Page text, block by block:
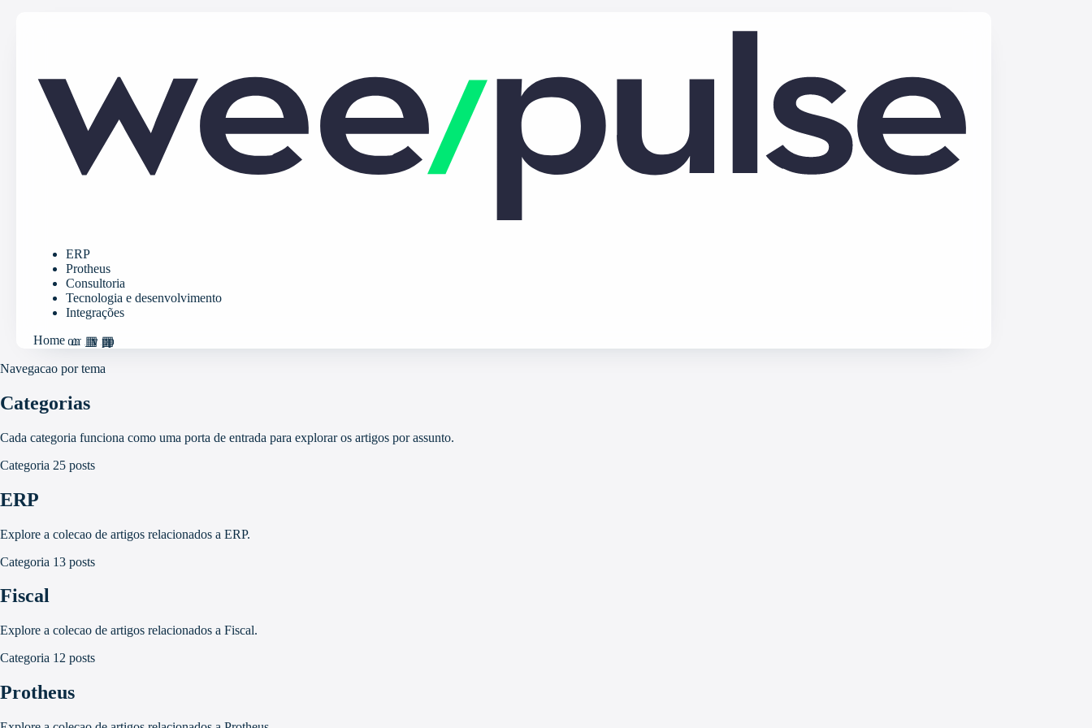
ERP
Protheus
Consultoria
Tecnologia e desenvolvimento
Integrações
Homehome
grid_view
apps
Navegacao por tema
Categorias
Cada categoria funciona como uma porta de entrada para explorar os artigos por assunto.
Categoria 25 posts
ERP
Explore a colecao de artigos relacionados a ERP.
Categoria 13 posts
Fiscal
Explore a colecao de artigos relacionados a Fiscal.
Categoria 12 posts
Protheus